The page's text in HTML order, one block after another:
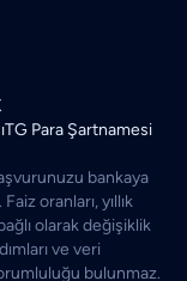
Artar mı?
Ne Zaman
İptal ve İade
TG Para Şartnamesi
bankaya
oranları, yıllık
olarak değişiklik
ve veri
bulunmaz.